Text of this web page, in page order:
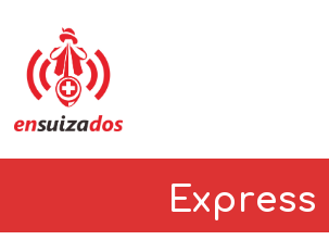
Express